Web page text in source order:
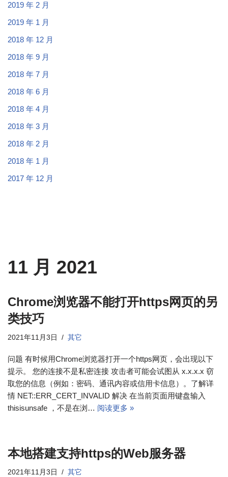
2019 年 2 月
2019 年 1 月
2018 年 12 月
2018 年 9 月
2018 年 7 月
2018 年 6 月
2018 年 4 月
2018 年 3 月
2018 年 2 月
2018 年 1 月
2017 年 12 月
11 月 2021
Chrome浏览器不能打开https网页的另
类技巧
2021年11月3日 其它
问题 有时候用Chrome浏览器打开一个https网页，会出现以下
提示。 您的连接不是私密连接 攻击者可能会试图从 x.x.x.x 窃
取您的信息（例如：密码、通讯内容或信用卡信息）。了解详
情 NET::ERR_CERT_INVALID 解决 在当前页面用键盘输入
thisisunsafe ，不是在浏… 阅读更多 »
本地搭建支持https的Web服务器
2021年11月3日 其它